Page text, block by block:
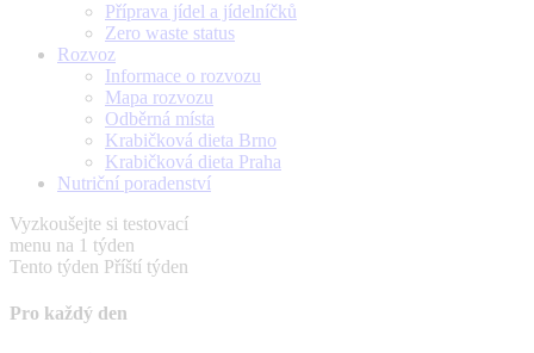
Příprava jídel a jídelníčků
Zero waste status
Rozvoz
Informace o rozvozu
Mapa rozvozu
Odběrná místa
Krabičková dieta Brno
Krabičková dieta Praha
Nutriční poradenství
Vyzkoušejte si testovací
menu na 1 týden
Tento týden Příští týden
Pro každý den